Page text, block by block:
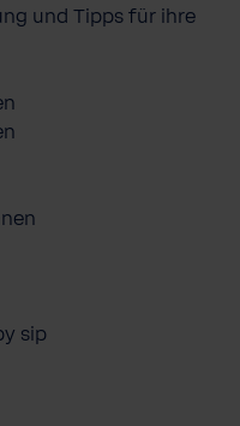
und Tipps für ihre
sip